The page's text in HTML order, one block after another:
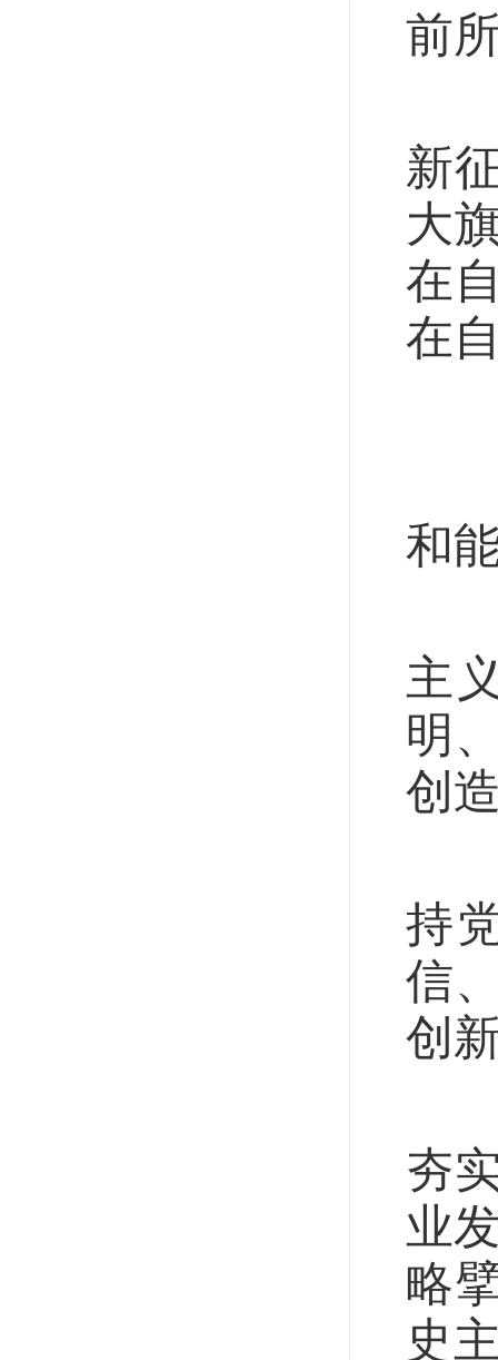
前
新
大
在
在
和
主
明
创
持
信
创
夯
业
略
史